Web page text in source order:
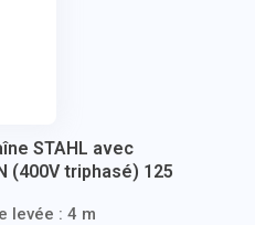
STAHL avec
(400V triphasé) 125
levée : 4 m